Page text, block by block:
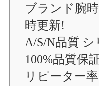
ブランド腕
時更新!
A/S/N品質
100%品質保
リピーター